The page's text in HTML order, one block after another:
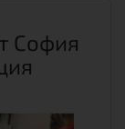
София